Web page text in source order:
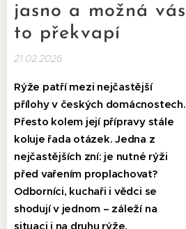
jasno a možná vás
to překvapí
21.02.2026
Rýže patří mezi nejčastější
přílohy v českých domácnostech.
Přesto kolem její přípravy stále
koluje řada otázek. Jedna z
nejčastějších zní: je nutné rýži
před vařením proplachovat?
Odborníci, kuchaři i vědci se
shodují v jednom – záleží na
situaci i na druhu rýže.